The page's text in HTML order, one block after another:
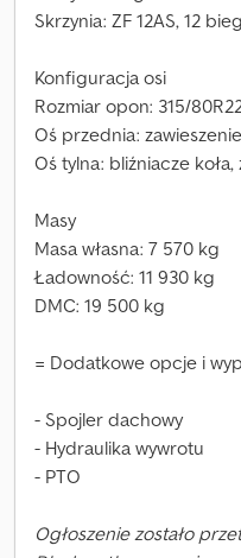
Skrzynia: ZF 12AS, 12
Konfiguracja osi
Rozmiar opon: 315/
Oś przednia:
Oś tylna: bliźniacze
Masy
Masa własna: 7 570 kg
Ładowność: 11 930 kg
DMC: 19 500 kg
= Dodatkowe opcje i
- Spojler dachowy
- Hydraulika wywrotu
- PTO
Ogłoszenie zostało